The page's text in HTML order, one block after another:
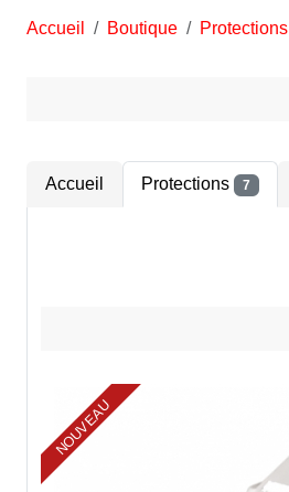
Accueil Boutique Protections
Accueil Protections 7
NOUVEAU